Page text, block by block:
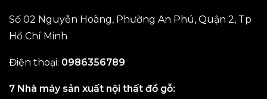
Số 02 Nguyễn Hoàng, Phường An Phú, Quận 2, Tp
Hồ Chí Minh
Điện thoại: 0986356789
7 Nhà máy sản xuất nội thất đồ gỗ: